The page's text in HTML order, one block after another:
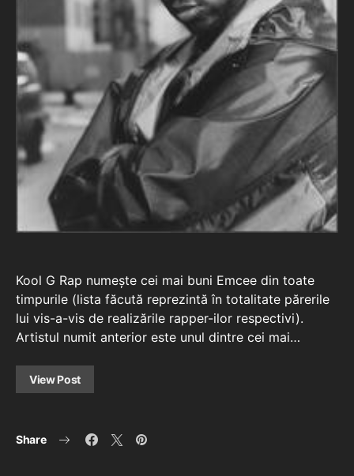
Kool G Rap numește cei mai buni Emcee din toate
timpurile (lista făcută reprezintă în totalitate părerile
lui vis-a-vis de realizările rapper-ilor respectivi).
Artistul numit anterior este unul dintre cei mai…
View Post
Share